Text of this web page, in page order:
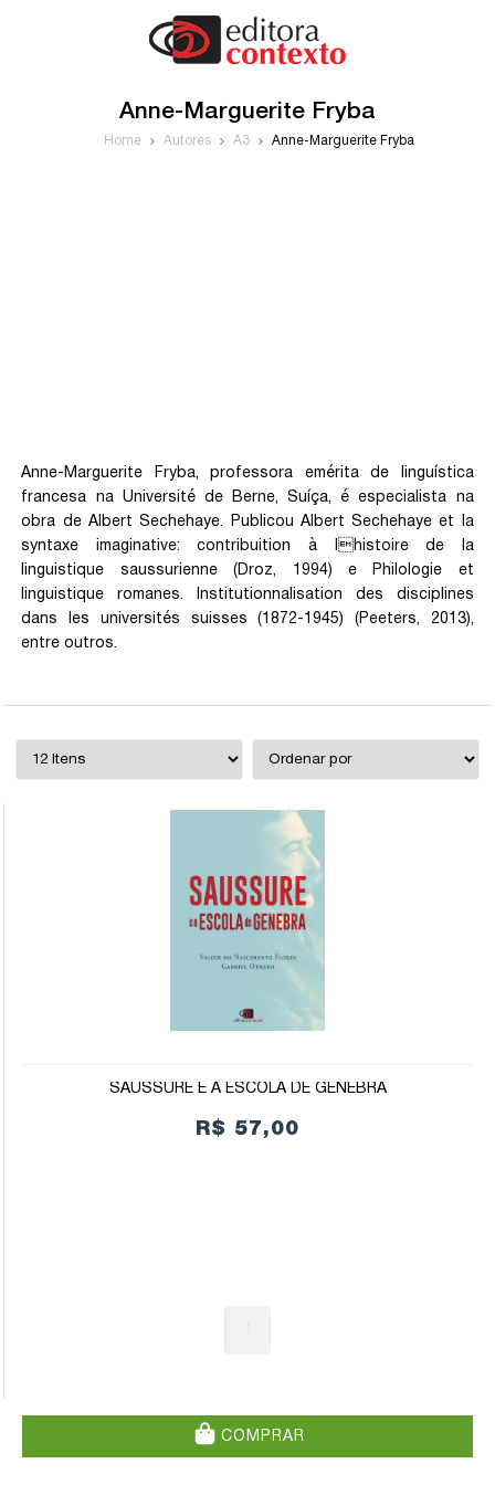
Anne-Marguerite Fryba
Home Autores A3 Anne-Marguerite Fryba
Anne-Marguerite Fryba, professora emérita de linguística
francesa na Université de Berne, Suíça, é especialista na
obra de Albert Sechehaye. Publicou Albert Sechehaye et la
syntaxe imaginative: contribuition à lhistoire de la
linguistique saussurienne (Droz, 1994) e Philologie et
linguistique romanes. Institutionnalisation des disciplines
dans les universités suisses (1872-1945) (Peeters, 2013),
entre outros.
SAUSSURE E A ESCOLA DE GENEBRA
R$ 57,00
COMPRAR